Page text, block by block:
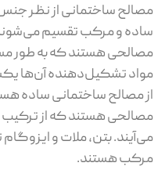
مصالح ساختمانی از نظر
ساده و مرکب تقسیم
مصالحی هستند که به طور
مواد تشکیل‌دهنده آن‌ها
از مصالح ساختمانی ساده
مصالحی هستند که از
می‌آیند. بتن، ملات و
مرکب هستند.